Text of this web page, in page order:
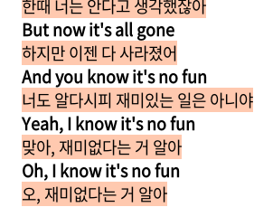
한때 너는 안다고 생각했잖아
But now it's all gone
하지만 이젠 다 사라졌어
And you know it's no fun
너도 알다시피 재미있는 일은 아니야
Yeah, I know it's no fun
맞아, 재미없다는 거 알아
Oh, I know it's no fun
오, 재미없다는 거 알아